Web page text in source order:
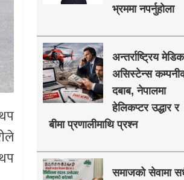
भ्रममा नपर्नुहोला
अन्तर्राष्ट्रिय
असिस्टेन्स
दबाब, नेपालमा
हेलिकप्टर उद्धार र
बीमा प्रणालीमाथि प्रश्न
समाजको सेवामा